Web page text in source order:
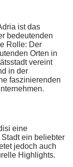
ist das
bedeutenden
Rolle: Der
Orten in
vereint
in der
faszinierenden
eine
ein beliebter
jedoch auch
Highlights.